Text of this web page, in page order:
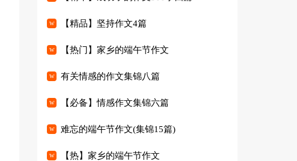
【精品】坚持作文4篇
【热门】家乡的端午节作文
有关情感的作文集锦八篇
【必备】情感作文集锦六篇
难忘的端午节作文(集锦15篇)
【热】家乡的端午节作文